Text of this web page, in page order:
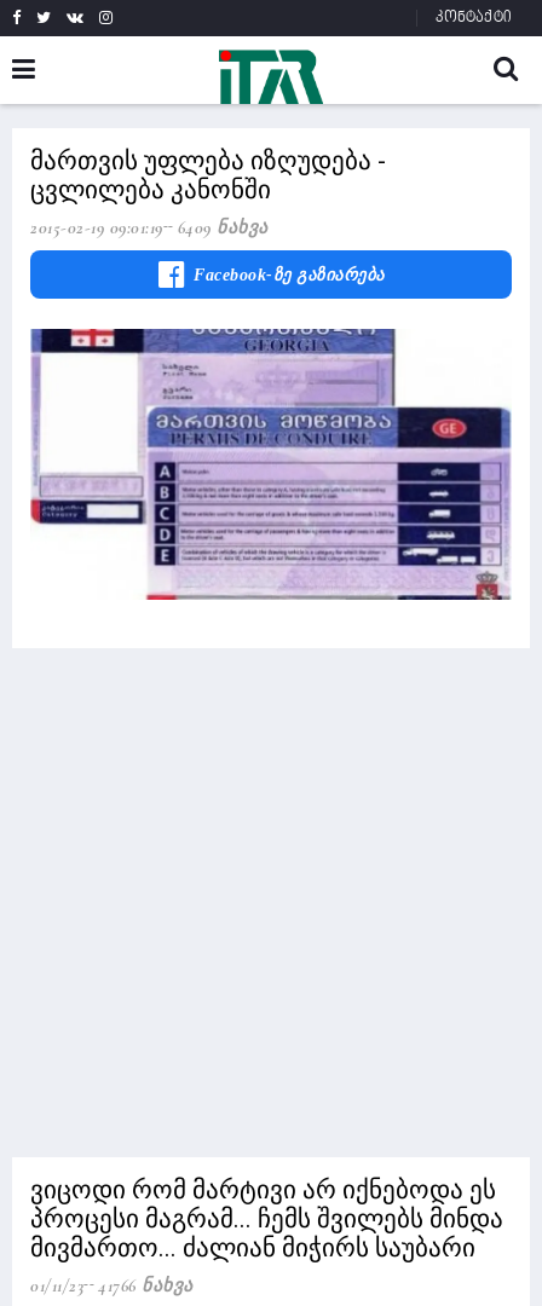
კონტაქტი
მართვის უფლება იზღუდება -
ცვლილება კანონში
2015-02-19 09:01:19 6409 Ნახვა
Facebook-Ზე Გაზიარება
ვიცოდი რომ მარტივი არ იქნებოდა ეს
პროცესი მაგრამ... ჩემს შვილებს მინდა
მივმართო... ძალიან მიჭირს საუბარი
01/11/23 41766 Ნახვა